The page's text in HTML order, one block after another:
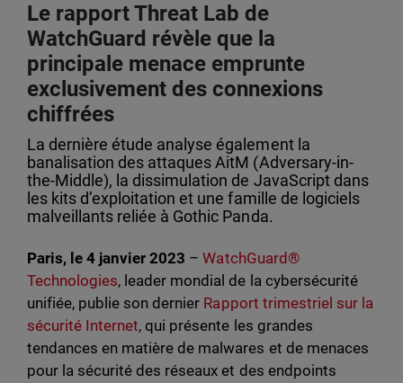
Le rapport Threat Lab de
WatchGuard révèle que la
principale menace emprunte
exclusivement des connexions
chiffrées
La dernière étude analyse également la
banalisation des attaques AitM (Adversary-in-
the-Middle), la dissimulation de JavaScript dans
les kits d’exploitation et une famille de logiciels
malveillants reliée à Gothic Panda.
Paris, le 4 janvier 2023 – WatchGuard®
Technologies, leader mondial de la cybersécurité
unifiée, publie son dernier Rapport trimestriel sur la
sécurité Internet, qui présente les grandes
tendances en matière de malwares et de menaces
pour la sécurité des réseaux et des endpoints